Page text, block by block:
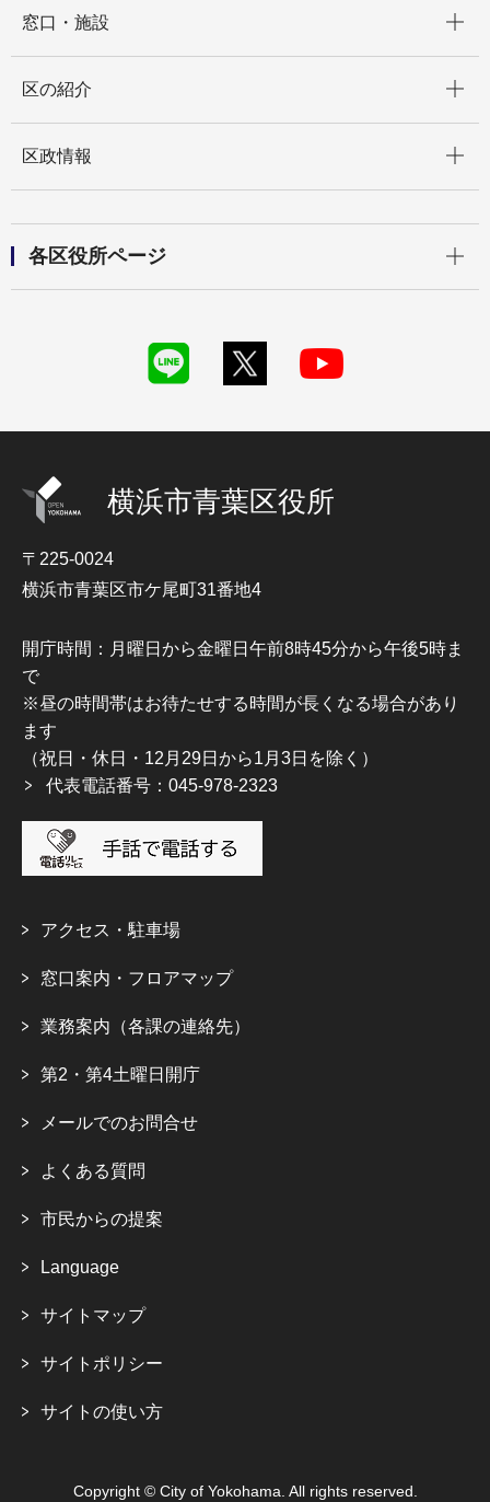
窓口・施設
区の紹介
区政情報
各区役所ページ
横浜市青葉区役所
〒225-0024
横浜市青葉区市ケ尾町31番地4
開庁時間：月曜日から金曜日午前8時45分から午後5時ま
で
※昼の時間帯はお待たせする時間が長くなる場合があり
ます
（祝日・休日・12月29日から1月3日を除く）
代表電話番号：045-978-2323
アクセス・駐車場
窓口案内・フロアマップ
業務案内（各課の連絡先）
第2・第4土曜日開庁
メールでのお問合せ
よくある質問
市民からの提案
Language
サイトマップ
サイトポリシー
サイトの使い方
Copyright © City of Yokohama. All rights reserved.